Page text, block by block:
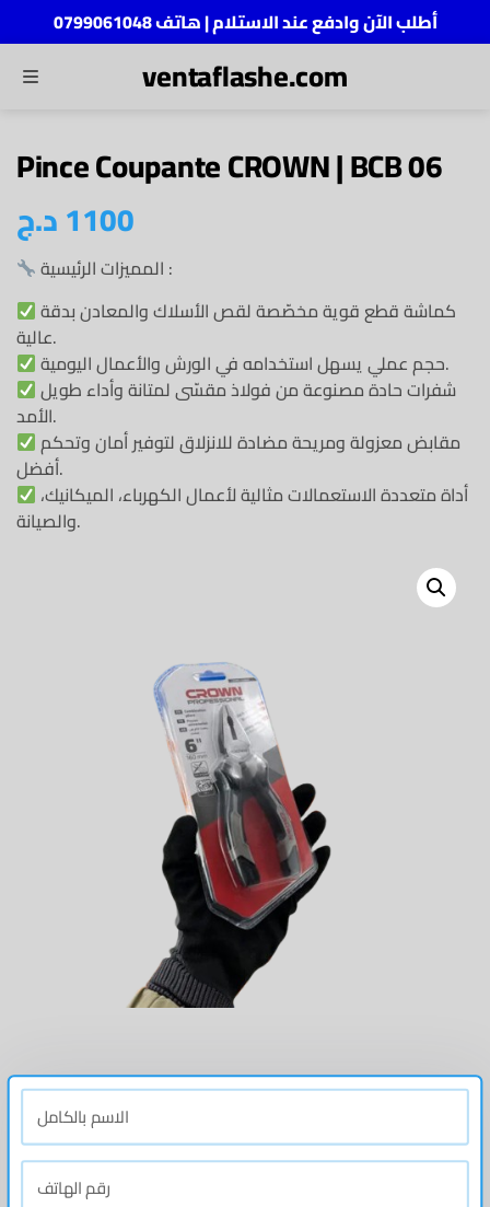
أطلب الآن وادفع عند الاستلام | هاتف 0799061048
MENU ventaflashe.com
Pince Coupante CROWN | BCB 06
1100د.ج
المميزات الرئيسية :
كماشة قطع قوية مخصّصة لقص الأسلاك والمعادن بدقة
عالية.
حجم عملي يسهل استخدامه في الورش والأعمال اليومية.
شفرات حادة مصنوعة من فولاذ مقسّى لمتانة وأداء طويل
الأمد.
مقابض معزولة ومريحة مضادة للانزلاق لتوفير أمان وتحكم
أفضل.
والصيانة.